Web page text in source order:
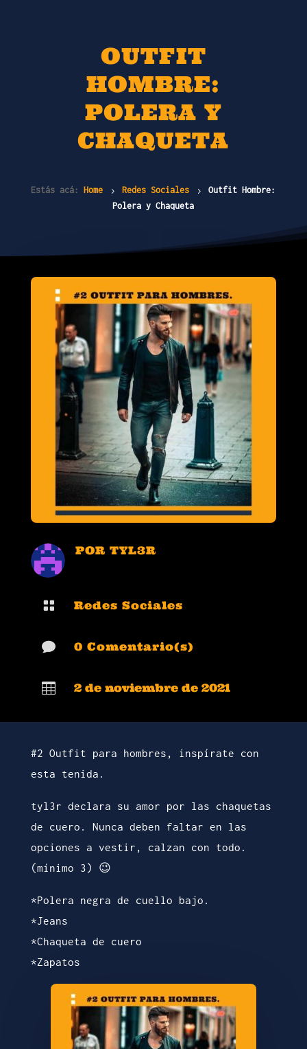
OUTFIT
HOMBRE:
POLERA Y
CHAQUETA
Estás acá:Home 5 Redes Sociales 5
Outfit Hombre:
Polera y Chaqueta
POR TYL3R
 Redes Sociales
 0 Comentario(s)
 2 de noviembre de 2021
#2 Outfit para hombres, inspírate con
esta tenida.
tyl3r declara su amor por las chaquetas
de cuero. Nunca deben faltar en las
opciones a vestir, calzan con todo.
(mínimo 3) 😉
*Polera negra de cuello bajo.
*Jeans
*Chaqueta de cuero
*Zapatos